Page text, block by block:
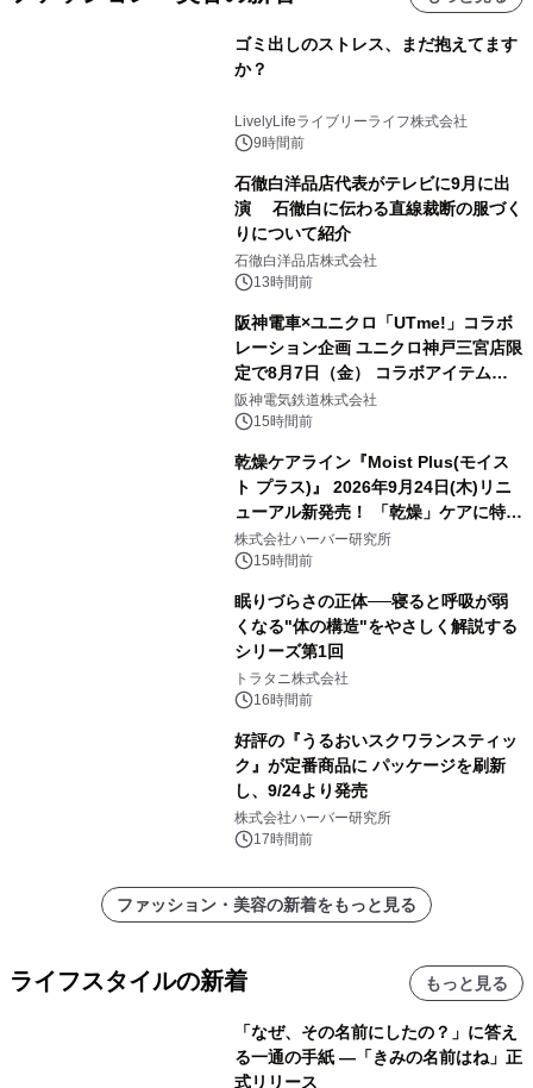
ゴミ出しのストレス、まだ抱えてます
か？
LivelyLifeライブリーライフ株式会社
9時間前
石徹白洋品店代表がテレビに9月に出
演 石徹白に伝わる直線裁断の服づく
りについて紹介
石徹白洋品店株式会社
13時間前
阪神電車×ユニクロ「UTme!」コラボ
レーション企画 ユニクロ神戸三宮店限
定で8月7日（金） コラボアイテムが
発売決定！
阪神電気鉄道株式会社
15時間前
乾燥ケアライン『Moist Plus(モイス
ト プラス)』 2026年9月24日(木)リニ
ューアル新発売！ 「乾燥」ケアに特化
し、ライン使いで潤いに満ちた肌へ
株式会社ハーバー研究所
15時間前
眠りづらさの正体──寝ると呼吸が弱
くなる"体の構造"をやさしく解説する
シリーズ第1回
トラタニ株式会社
16時間前
好評の『うるおいスクワランスティッ
ク』が定番商品に パッケージを刷新
し、9/24より発売
株式会社ハーバー研究所
17時間前
ファッション・美容の新着をもっと見る
ライフスタイルの新着 もっと見る
「なぜ、その名前にしたの？」に答え
る一通の手紙 ―「きみの名前はね」正
式リリース